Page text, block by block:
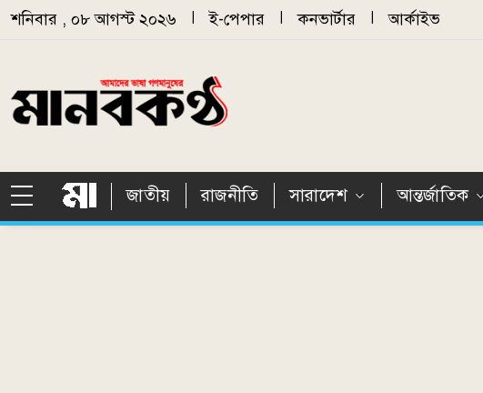
Skip to main content
শনিবার , ০৮ আগস্ট ২০২৬ ই-পেপার কনভার্টার আর্কাইভ
জাতীয় রাজনীতি সারাদেশ আন্তর্জাতিক